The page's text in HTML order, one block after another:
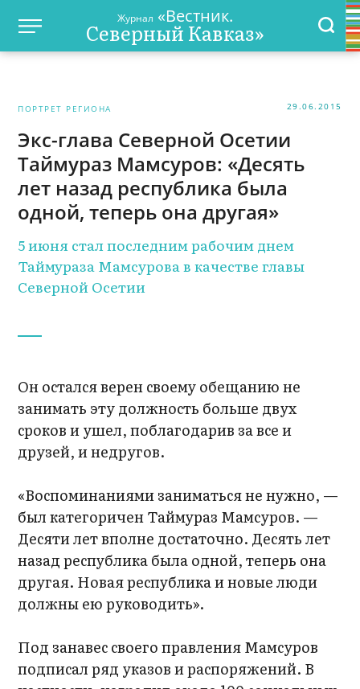
Журнал «Вестник.
Северный Кавказ»
ПОРТРЕТ РЕГИОНА 29.06.2015
Экс-глава Северной Осетии
Таймураз Мамсуров: «Десять
лет назад республика была
одной, теперь она другая»
5 июня стал последним рабочим днем
Таймураза Мамсурова в качестве главы
Северной Осетии
Он остался верен своему обещанию не
занимать эту должность больше двух
сроков и ушел, поблагодарив за все и
друзей, и недругов.
«Воспоминаниями заниматься не нужно, —
был категоричен Таймураз Мамсуров. —
Десяти лет вполне достаточно. Десять лет
назад республика была одной, теперь она
другая. Новая республика и новые люди
должны ею руководить».
Под занавес своего правления Мамсуров
подписал ряд указов и распоряжений. В